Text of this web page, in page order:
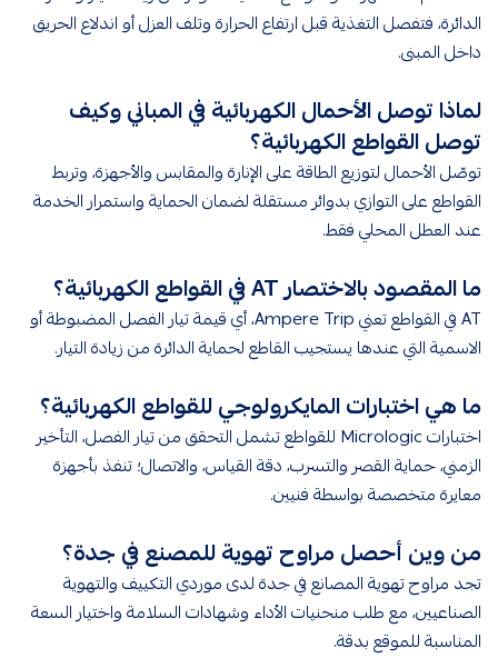
الدائرة، فتفصل التغذية قبل ارتفاع الحرارة وتلف العزل أو اندلاع الحريق
داخل المبنى.
لماذا توصل الأحمال الكهربائية في المباني وكيف
توصل القواطع الكهربائية؟
توصّل الأحمال لتوزيع الطاقة على الإنارة والمقابس والأجهزة، وتربط
القواطع على التوازي بدوائر مستقلة لضمان الحماية واستمرار الخدمة
عند العطل المحلي فقط.
ما المقصود بالاختصار AT في القواطع الكهربائية؟
AT في القواطع تعني Ampere Trip، أي قيمة تيار الفصل المضبوطة أو
الاسمية التي عندها يستجيب القاطع لحماية الدائرة من زيادة التيار.
ما هي اختبارات المايكرولوجي للقواطع الكهربائية؟
اختبارات Micrologic للقواطع تشمل التحقق من تيار الفصل، التأخير
الزمني، حماية القصر والتسرب، دقة القياس، والاتصال؛ تنفذ بأجهزة
معايرة متخصصة بواسطة فنيين.
من وين أحصل مراوح تهوية للمصنع في جدة؟
تجد مراوح تهوية المصانع في جدة لدى موردي التكييف والتهوية
الصناعيين، مع طلب منحنيات الأداء وشهادات السلامة واختيار السعة
المناسبة للموقع بدقة.